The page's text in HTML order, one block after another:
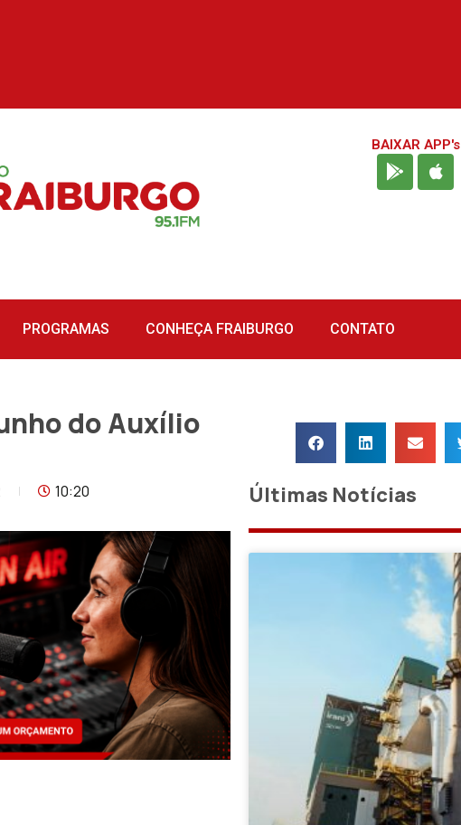
BAIXAR APP's
PROGRAMAS CONHEÇA FRAIBURGO CONTATO
do Auxílio
10:20 Últimas Notícias